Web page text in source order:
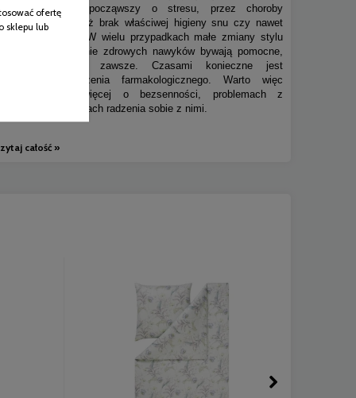
sporo, począwszy o stresu, przez choroby
czy też brak właściwej higieny snu czy nawet
niewłaściwą dietę. W wielu przypadkach małe zmiany stylu
życia i wprowadzenie zdrowych nawyków bywają pomocne,
ale niestety nie zawsze. Czasami konieczne jest
wprowadzenie leczenia farmakologicznego. Warto więc
dowiedzieć się więcej o bezsenności, problemach z
zasypianie i sposobach radzenia sobie z nimi.
całość »
ofertę
sklepu lub